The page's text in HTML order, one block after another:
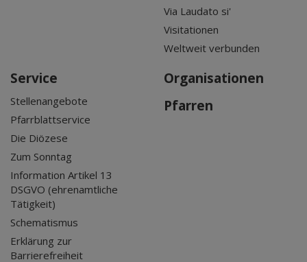
Via Laudato si'
Visitationen
Weltweit verbunden
Service
Stellenangebote
Pfarrblattservice
Die Diözese
Zum Sonntag
Information Artikel 13
DSGVO (ehrenamtliche
Tätigkeit)
Schematismus
Erklärung zur
Barrierefreiheit
Organisationen
Pfarren